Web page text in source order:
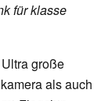
für klasse
große
als auch